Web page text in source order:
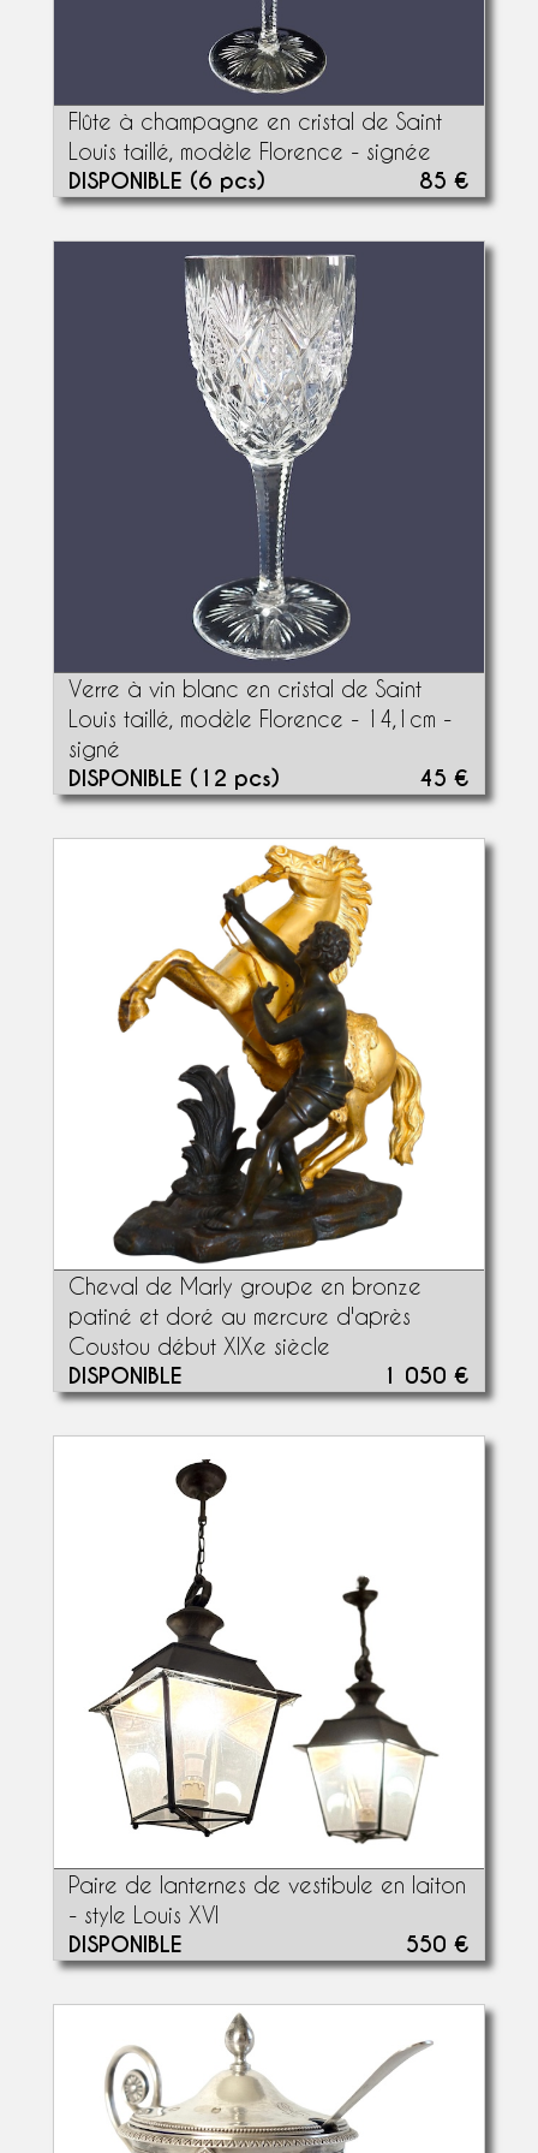
Flûte à champagne en cristal de Saint
Louis taillé, modèle Florence - signée
DISPONIBLE (6 pcs) 85 €
Verre à vin blanc en cristal de Saint
Louis taillé, modèle Florence - 14,1cm -
signé
DISPONIBLE (12 pcs) 45 €
Cheval de Marly groupe en bronze
patiné et doré au mercure d'après
Coustou début XIXe siècle
DISPONIBLE 1 050 €
Paire de lanternes de vestibule en laiton
- style Louis XVI
DISPONIBLE 550 €